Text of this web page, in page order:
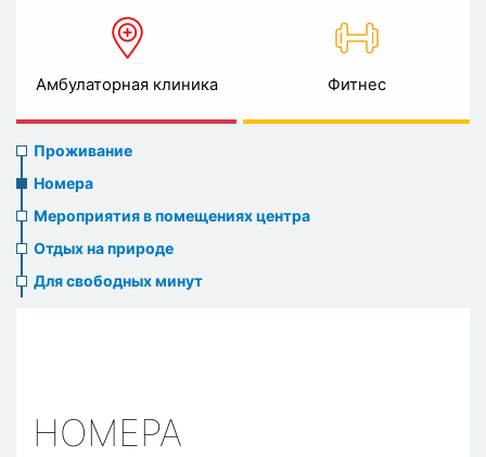
Амбулаторная клиника Фитнес
Accommodation
Проживание
Номера
Мероприятия в помещениях центра
Отдых на природе
Для свободных минут
НОМЕРА